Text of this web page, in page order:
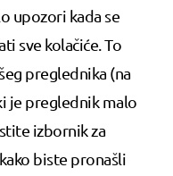
upozori kada se
sve kolačiće. To
preglednika (na
je preglednik malo
izbornik za
biste pronašli